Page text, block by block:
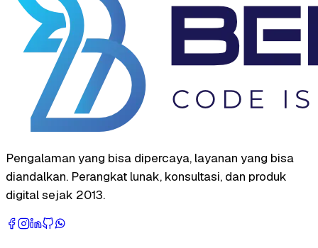
Pengalaman yang bisa dipercaya, layanan yang bisa
diandalkan. Perangkat lunak, konsultasi, dan produk
digital sejak 2013.